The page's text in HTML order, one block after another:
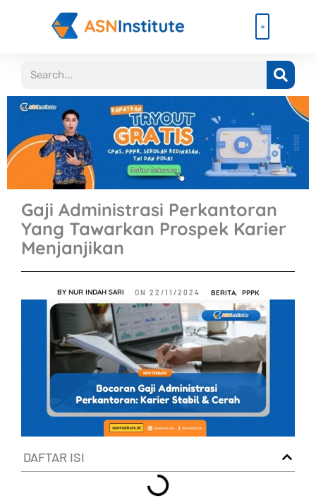
Search
Gaji Administrasi Perkantoran
Yang Tawarkan Prospek Karier
Menjanjikan
BYNUR INDAH SARI ON 22/11/2024 BERITA, PPPK
DAFTAR ISI